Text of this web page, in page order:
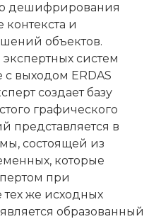
дешифрирования
и
объектов.
систем
с выходом ERDAS
создает базу
графического
представляется в
состоящей из
которые
при
же исходных
образованный